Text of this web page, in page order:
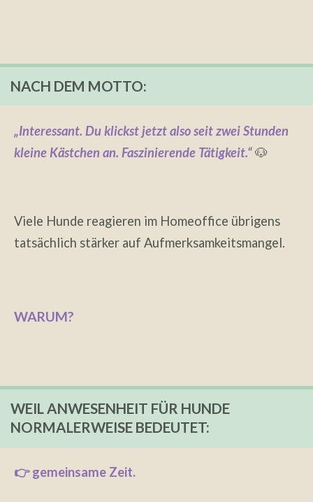
NACH DEM MOTTO:
„Interessant. Du klickst jetzt also seit zwei Stunden
kleine Kästchen an. Faszinierende Tätigkeit.“🐶
Viele Hunde reagieren im Homeoffice übrigens
tatsächlich stärker auf Aufmerksamkeitsmangel.
WARUM?
WEIL ANWESENHEIT FÜR HUNDE
NORMALERWEISE BEDEUTET:
👉 gemeinsame Zeit.